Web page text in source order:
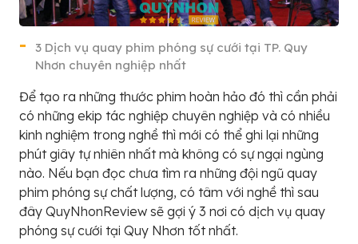
3 Dịch vụ quay phim phóng sự cưới tại TP. Quy
Nhơn chuyên nghiệp nhất
Để tạo ra những thước phim hoàn hảo đó thì cần phải
có những ekip tác nghiệp chuyên nghiệp và có nhiều
kinh nghiệm trong nghề thì mới có thể ghi lại những
phút giây tự nhiên nhất mà không có sự ngại ngùng
nào. Nếu bạn đọc chưa tìm ra những đội ngũ quay
phim phóng sự chất lượng, có tâm với nghề thì sau
đây QuyNhonReview sẽ gợi ý 3 nơi có dịch vụ quay
phóng sự cưới tại Quy Nhơn tốt nhất.